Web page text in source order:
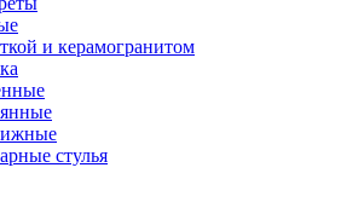
и керамогранитом
стулья